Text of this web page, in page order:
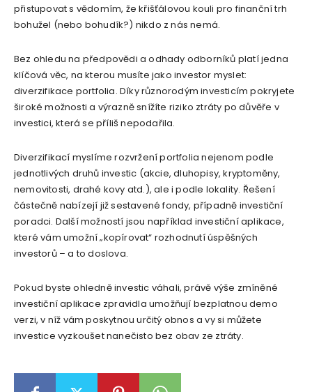
přistupovat s vědomím, že křišťálovou kouli pro finanční trh
bohužel (nebo bohudík?) nikdo z nás nemá.
Bez ohledu na předpovědi a odhady odborníků platí jedna
klíčová věc, na kterou musíte jako investor myslet:
diverzifikace portfolia. Díky různorodým investicím pokryjete
široké možnosti a výrazně snížíte riziko ztráty po důvěře v
investici, která se příliš nepodařila.
Diverzifikací myslíme rozvržení portfolia nejenom podle
jednotlivých druhů investic (akcie, dluhopisy, kryptoměny,
nemovitosti, drahé kovy atd.), ale i podle lokality. Řešení
částečně nabízejí již sestavené fondy, případně investiční
poradci. Další možností jsou například investiční aplikace,
které vám umožní „kopírovat“ rozhodnutí úspěšných
investorů – a to doslova.
Pokud byste ohledně investic váhali, právě výše zmíněné
investiční aplikace zpravidla umožňují bezplatnou demo
verzi, v níž vám poskytnou určitý obnos a vy si můžete
investice vyzkoušet nanečisto bez obav ze ztráty.